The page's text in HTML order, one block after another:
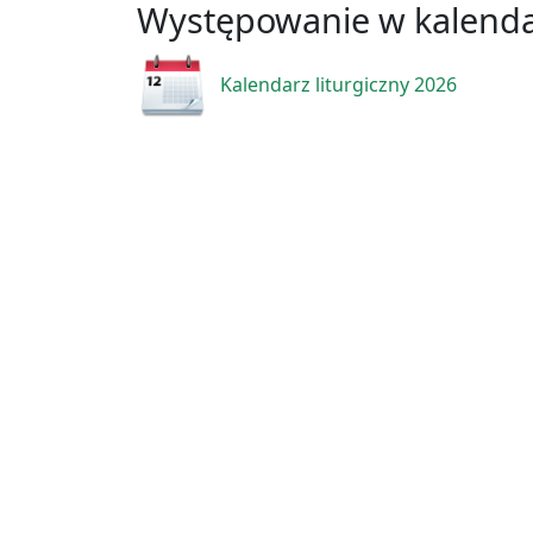
Występowanie w
Kalendarz liturgiczny 2026